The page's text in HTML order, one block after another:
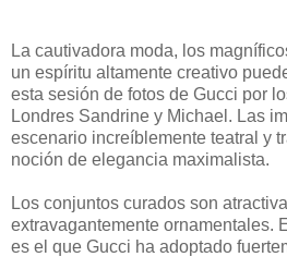
La cautivadora moda, los
un espíritu altamente creativo
esta sesión de fotos de Gucci por
Londres Sandrine y Michael. Las
escenario increíblemente teatral y
noción de elegancia maximalista.
Los conjuntos curados son
extravagantemente ornamentales.
es el que Gucci ha adoptado